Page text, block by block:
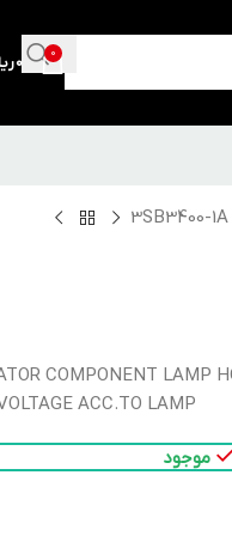
0
0
COMPONENT LAMP
ACC.TO LAMP
موجود